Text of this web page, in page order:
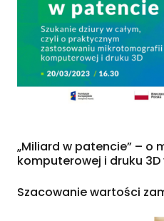
„Miliard w patencie” – o
komputerowej i druku
Szacowanie wartości